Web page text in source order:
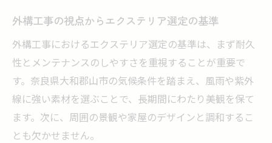
外構工事の視点からエクステリア選定の基準
外構工事におけるエクステリア選定の基準は、まず耐久
性とメンテナンスのしやすさを重視することが重要で
す。奈良県大和郡山市の気候条件を踏まえ、風雨や紫外
線に強い素材を選ぶことで、長期間にわたり美観を保て
ます。次に、周囲の景観や家屋のデザインと調和するこ
とも欠かせません。